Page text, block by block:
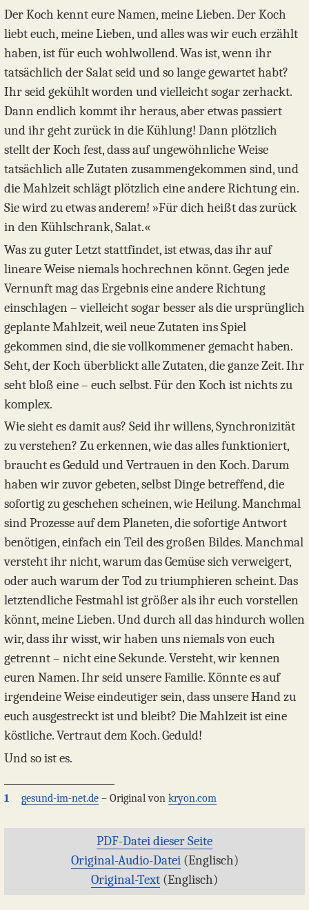
Der Koch kennt eure Namen, meine Lieben. Der Koch
liebt euch, meine Lieben, und alles was wir euch erzählt
haben, ist für euch wohlwollend. Was ist, wenn ihr
tatsächlich der Salat seid und so lange gewartet habt?
Ihr seid gekühlt worden und vielleicht sogar zerhackt.
Dann endlich kommt ihr heraus, aber etwas passiert
und ihr geht zurück in die Kühlung! Dann plötzlich
stellt der Koch fest, dass auf ungewöhnliche Weise
tatsächlich alle Zutaten zusammengekommen sind, und
die Mahlzeit schlägt plötzlich eine andere Richtung ein.
Sie wird zu etwas anderem! »Für dich heißt das zurück
in den Kühlschrank, Salat.«
Was zu guter Letzt stattfindet, ist etwas, das ihr auf
lineare Weise niemals hochrechnen könnt. Gegen jede
Vernunft mag das Ergebnis eine andere Richtung
einschlagen – vielleicht sogar besser als die ursprünglich
geplante Mahlzeit, weil neue Zutaten ins Spiel
gekommen sind, die sie vollkommener gemacht haben.
Seht, der Koch überblickt alle Zutaten, die ganze Zeit. Ihr
seht bloß eine – euch selbst. Für den Koch ist nichts zu
komplex.
Wie sieht es damit aus? Seid ihr willens, Synchronizität
zu verstehen? Zu erkennen, wie das alles funktioniert,
braucht es Geduld und Vertrauen in den Koch. Darum
haben wir zuvor gebeten, selbst Dinge betreffend, die
sofortig zu geschehen scheinen, wie Heilung. Manchmal
sind Prozesse auf dem Planeten, die sofortige Antwort
benötigen, einfach ein Teil des großen Bildes. Manchmal
versteht ihr nicht, warum das Gemüse sich verweigert,
oder auch warum der Tod zu triumphieren scheint. Das
letztendliche Festmahl ist größer als ihr euch vorstellen
könnt, meine Lieben. Und durch all das hindurch wollen
wir, dass ihr wisst, wir haben uns niemals von euch
getrennt – nicht eine Sekunde. Versteht, wir kennen
euren Namen. Ihr seid unsere Familie. Könnte es auf
irgendeine Weise eindeutiger sein, dass unsere Hand zu
euch ausgestreckt ist und bleibt? Die Mahlzeit ist eine
köstliche. Vertraut dem Koch. Geduld!
Und so ist es.
1 gesund-im-net.de – Original von kryon.com
PDF-Datei dieser Seite
Original-Audio-Datei(Englisch)
Original-Text (Englisch)